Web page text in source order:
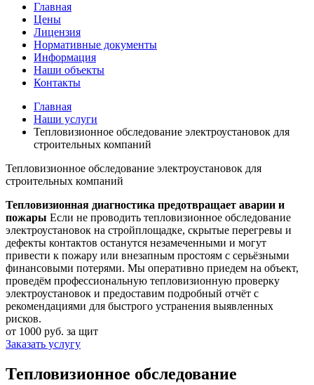
Главная
Цены
Лицензия
Нормативные документы
Информация
Наши объекты
Контакты
Главная
Наши услуги
Тепловизионное обследование электроустановок для
строительных компаний
Тепловизионное обследование электроустановок для
строительных компаний
Тепловизионная диагностика предотвращает аварии и
пожары Если не проводить тепловизионное обследование
электроустановок на стройплощадке, скрытые перегревы и
дефекты контактов останутся незамеченными и могут
привести к пожару или внезапным простоям с серьёзными
финансовыми потерями. Мы оперативно приедем на объект,
проведём профессиональную тепловизионную проверку
электроустановок и предоставим подробный отчёт с
рекомендациями для быстрого устранения выявленных
рисков.
от 1000 руб. за щит
Заказать услугу
Тепловизионное обследование